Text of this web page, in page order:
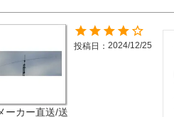
ーカー直送/送
投稿日 2024/12/25